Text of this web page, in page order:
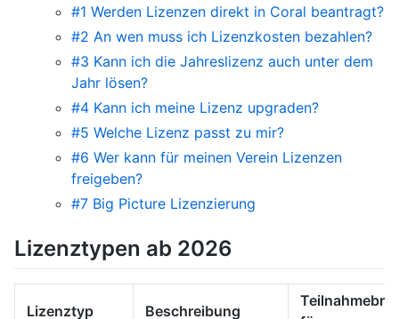
#1 Werden Lizenzen direkt in Coral beantragt?
#2 An wen muss ich Lizenzkosten bezahlen?
#3 Kann ich die Jahreslizenz auch unter dem
Jahr lösen?
#4 Kann ich meine Lizenz upgraden?
#5 Welche Lizenz passt zu mir?
#6 Wer kann für meinen Verein Lizenzen
freigeben?
#7 Big Picture Lizenzierung
Lizenztypen ab 2026
Lizenztyp Beschreibung